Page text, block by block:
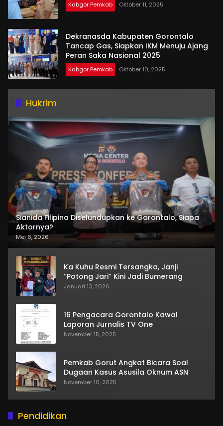
Kabgor Pemkab Oktober 11, 2025
Dekranasda Kabupaten Gorontalo
Tancap Gas, Siapkan IKM Menuju Ajang
Peran Saka Nasional 2025
Kabgor Pemkab Oktober 10, 2025
Hukrim
Sianida Filipina Diselundupkan ke Gorontalo, Siapa
Aktornya?
Mei 6, 2026
Ka Kuhu Resmi Tersangka, Janji
“Potong Jari” Kini Jadi Bumerang
Januari 13, 2026
16 Pengacara Gorontalo Kawal
Laporan Jurnalis TV One
November 15, 2025
Pemkab Gorut Angkat Bicara Soal
Dugaan Kasus Asusila Oknum ASN
November 10, 2025
Pendidikan